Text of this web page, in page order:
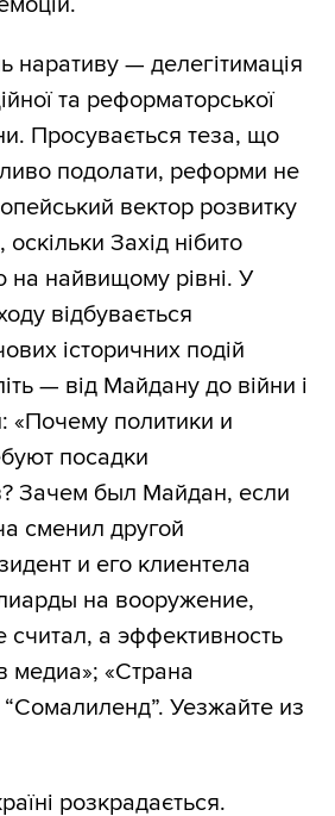
наративу — делегітимація
та реформаторської
Просувається теза, що
подолати, реформи не
вектор розвитку
Захід нібито
на найвищому рівні. У
відбувається
історичних подій
— від Майдану до війни і
«Почему политики и
посадки
Зачем был Майдан, если
сменил другой
и его клиентела
на вооружение,
считал, а эффективность
медиа»; «Страна
Уезжайте из
розкрадається.